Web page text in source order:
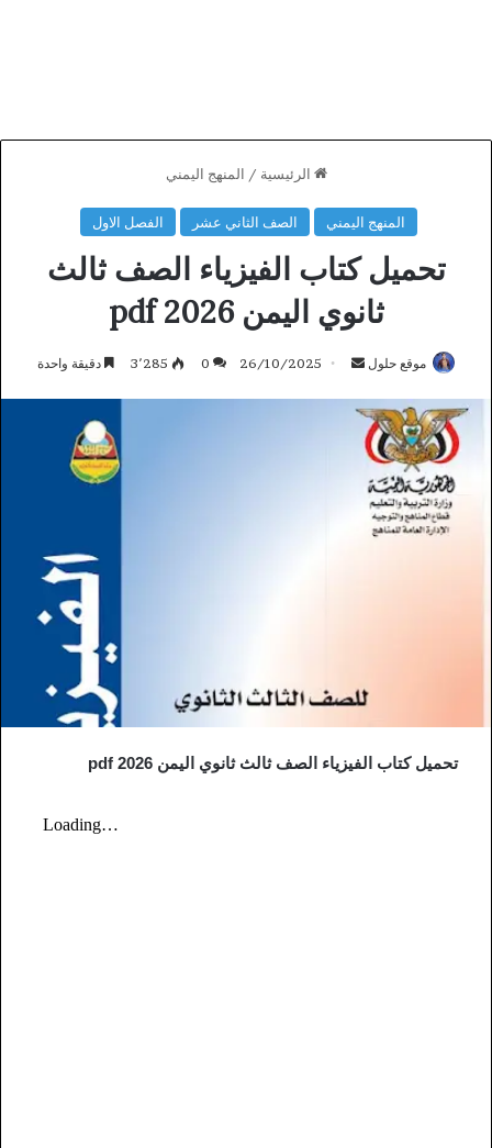
الرئيسية / المنهج اليمني
المنهج اليمني الصف الثاني عشر الفصل الاول
تحميل كتاب الفيزياء الصف ثالث
ثانوي اليمن 2026 pdf
موقع حلول
أرسل 26/10/2025
0 3٬285 دقيقة واحدة
تحميل كتاب الفيزياء الصف ثالث ثانوي اليمن 2026 pdf